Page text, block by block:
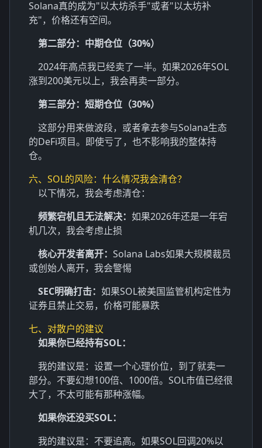
Solana真的成为"以太坊杀手"或者"以太坊补
充"，价格还有空间。
第二部分：中期仓位（30%）
2024年高点我已经卖了一半。如果2026年SOL
涨到200美元以上，我会再卖一部分。
第三部分：短期仓位（30%）
这部分用来做波段，或者拿去参与Solana生态
的DeFi项目。即使亏了，也不影响我的整体持
仓。
六、SOL的风险：什么情况我会清仓？
以下情况，我会考虑清仓：
频繁宕机且无法解决： 如果2026年还是一年宕
机几次，我会考虑止损
核心开发者离开： Solana Labs如果大规模裁员
或创始人离开，我会警惕
SEC明确打击： 如果SOL被美国监管机构定性为
证券且禁止交易，价格可能暴跌
七、对散户的建议
如果你已经持有SOL：
我的建议是：设置一个心理价位，到了就卖一
部分。不要幻想100倍、1000倍。SOL市值已经很
大了，不太可能有那种涨幅。
如果你还没买SOL：
我的建议是：不要追高。如果SOL回调20%以